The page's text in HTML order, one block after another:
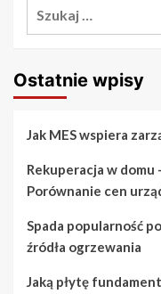
Ostatnie wpisy
Jak MES wspiera
Rekuperacja w domu
Porównanie cen
Spada popularność
źródła ogrzewania
Jaką płytę